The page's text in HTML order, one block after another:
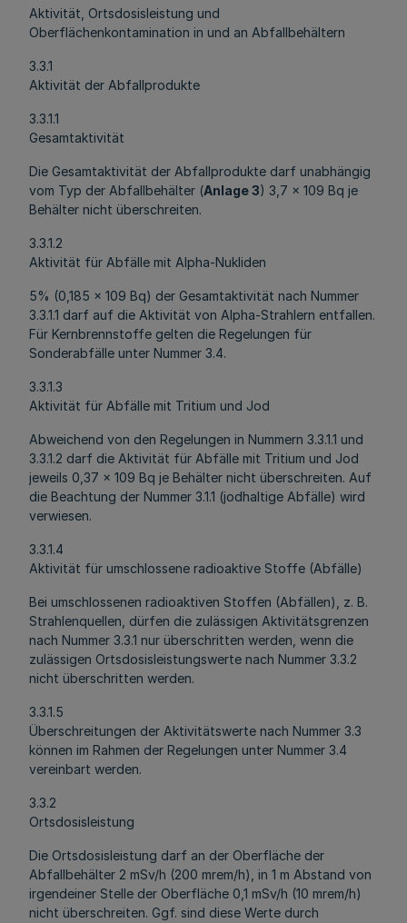
Aktivität, Ortsdosisleistung und
Oberflächenkontamination in und an Abfallbehältern
3.3.1
Aktivität der Abfallprodukte
3.3.1.1
Gesamtaktivität
Die Gesamtaktivität der Abfallprodukte darf unabhängig
vom Typ der Abfallbehälter (Anlage 3) 3,7 x 109 Bq je
Behälter nicht überschreiten.
3.3.1.2
Aktivität für Abfälle mit Alpha-Nukliden
5% (0,185 x 109 Bq) der Gesamtaktivität nach Nummer
3.3.1.1 darf auf die Aktivität von Alpha-Strahlern entfallen.
Für Kernbrennstoffe gelten die Regelungen für
Sonderabfälle unter Nummer 3.4.
3.3.1.3
Aktivität für Abfälle mit Tritium und Jod
Abweichend von den Regelungen in Nummern 3.3.1.1 und
3.3.1.2 darf die Aktivität für Abfälle mit Tritium und Jod
jeweils 0,37 x 109 Bq je Behälter nicht überschreiten. Auf
die Beachtung der Nummer 3.1.1 (jodhaltige Abfälle) wird
verwiesen.
3.3.1.4
Aktivität für umschlossene radioaktive Stoffe (Abfälle)
Bei umschlossenen radioaktiven Stoffen (Abfällen), z. B.
Strahlenquellen, dürfen die zulässigen Aktivitätsgrenzen
nach Nummer 3.3.1 nur überschritten werden, wenn die
zulässigen Ortsdosisleistungswerte nach Nummer 3.3.2
nicht überschritten werden.
3.3.1.5
Überschreitungen der Aktivitätswerte nach Nummer 3.3
können im Rahmen der Regelungen unter Nummer 3.4
vereinbart werden.
3.3.2
Ortsdosisleistung
Die Ortsdosisleistung darf an der Oberfläche der
Abfallbehälter 2 mSv/h (200 mrem/h), in 1 m Abstand von
irgendeiner Stelle der Oberfläche 0,1 mSv/h (10 mrem/h)
nicht überschreiten. Ggf. sind diese Werte durch